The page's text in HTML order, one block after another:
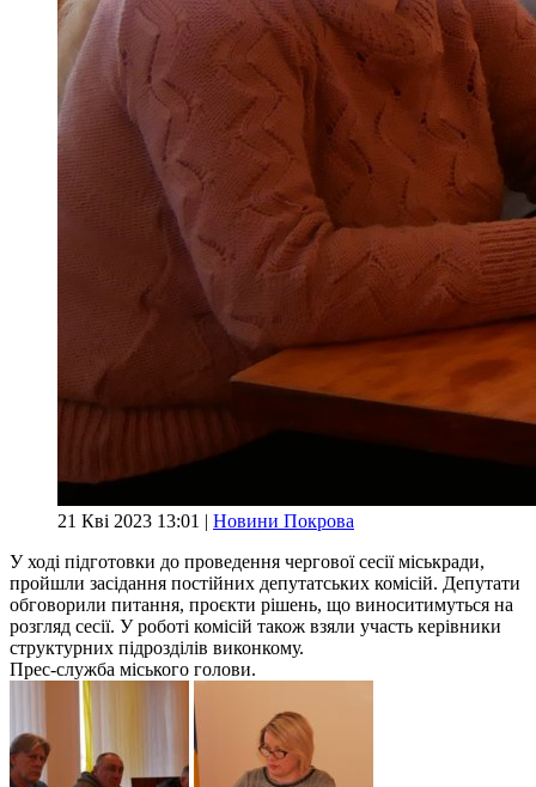
21 Кві 2023 13:01 | Новини Покрова
У ході підготовки до проведення чергової сесії міськради,
пройшли засідання постійних депутатських комісій. Депутати
обговорили питання, проєкти рішень, що виноситимуться на
розгляд сесії. У роботі комісій також взяли участь керівники
структурних підрозділів виконкому.
Прес-служба міського голови.